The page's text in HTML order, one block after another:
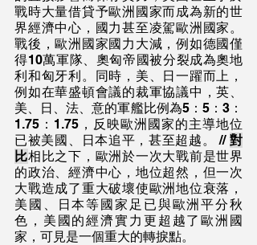
戰時大量借貸予歐洲國家而成為新的世
界經濟中心，國力甚至凌駕歐洲國家。
戰後，歐洲國家國力大減，例如德國僅
得10萬軍隊、奧匈帝國被分裂成為奧地
利和匈牙利。同時，美、日一躍而上，
例如在華盛頓會議的裁軍協議中，英、
美、日、法、意的軍艦比例為5：5：3：
1.75：1.75，反映歐洲國家的主導地位
已被美國、日本追平，甚至超越。 // 對
比相比之下，歐洲於一次大戰前是世界
的政治、經濟中心，地位超然，但一次
大戰造成了重大破壞使歐洲地位衰落，
美國、日本等國家足已與歐洲平分秋
色，美國的經濟實力更超越了歐洲國
家，可見是一個重大的轉捩點。